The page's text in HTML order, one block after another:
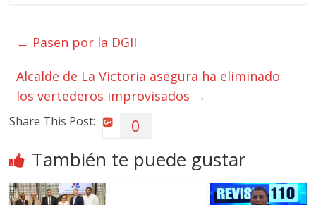
← Pasen por la DGII
Alcalde de La Victoria asegura ha eliminado
los vertederos improvisados →
Share This Post: 0
También te puede gustar